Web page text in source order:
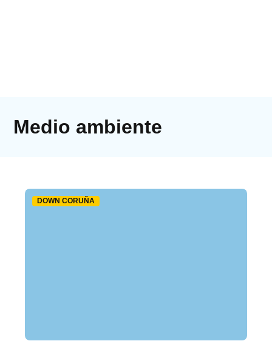
Medio ambiente
DOWN CORUÑA